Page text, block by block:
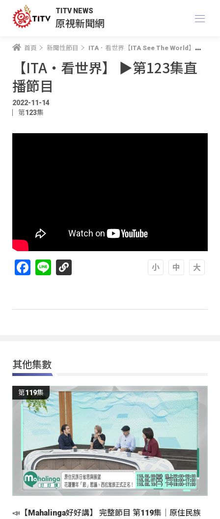
TITV NEWS
原視新聞網
首頁 新聞性節目 ITA．看世界【ITA See The World】
【ITA・看世界】 ▶️第123集直
播節目
2022-11-14
第123集
Facebook
Line
其他集數
第119集
📣【Mahalinga好好講】 完整節目 第119集｜原住民族